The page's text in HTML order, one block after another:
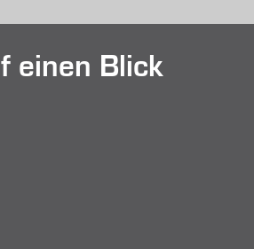
einen Blick